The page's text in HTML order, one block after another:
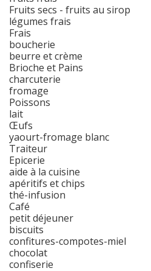
Fruits secs - fruits au sirop
légumes frais
Frais
boucherie
beurre et crème
Brioche et Pains
charcuterie
fromage
Poissons
lait
Œufs
yaourt-fromage blanc
Traiteur
Epicerie
aide à la cuisine
apéritifs et chips
thé-infusion
Café
petit déjeuner
biscuits
confitures-compotes-miel
chocolat
confiserie